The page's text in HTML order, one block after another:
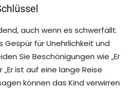
auch wenn es schwerfällt.
Gespür für Unehrlichkeit und
Sie Beschönigungen wie „Er
ist auf eine lange Reise
können das Kind verwirren